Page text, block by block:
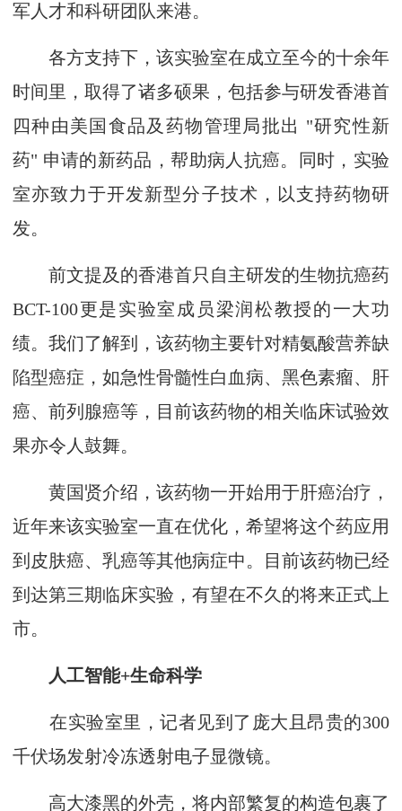
军人才和科研团队来港。
各方支持下，该实验室在成立至今的十余年
时间里，取得了诸多硕果，包括参与研发香港首
四种由美国食品及药物管理局批出 "研究性新
药" 申请的新药品，帮助病人抗癌。同时，实验
室亦致力于开发新型分子技术，以支持药物研
发。
前文提及的香港首只自主研发的生物抗癌药
BCT-100更是实验室成员梁润松教授的一大功
绩。我们了解到，该药物主要针对精氨酸营养缺
陷型癌症，如急性骨髓性白血病、黑色素瘤、肝
癌、前列腺癌等，目前该药物的相关临床试验效
果亦令人鼓舞。
黄国贤介绍，该药物一开始用于肝癌治疗，
近年来该实验室一直在优化，希望将这个药应用
到皮肤癌、乳癌等其他病症中。目前该药物已经
到达第三期临床实验，有望在不久的将来正式上
市。
人工智能+生命科学
在实验室里，记者见到了庞大且昂贵的300
千伏场发射冷冻透射电子显微镜。
高大漆黑的外壳，将内部繁复的构造包裹了